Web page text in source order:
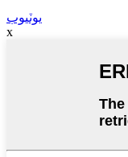
يوٽيوب
x